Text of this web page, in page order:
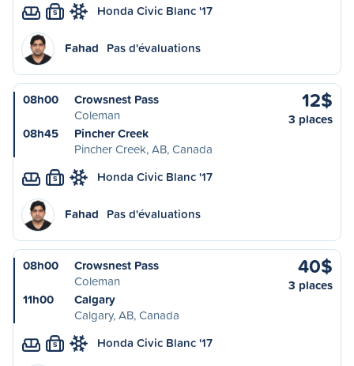
S Honda Civic Blanc '17
Fahad Pas d'évaluations
08h00
Crowsnest Pass
Coleman
08h45
Pincher Creek
Pincher Creek, AB, Canada
12$
3 places
S Honda Civic Blanc '17
Fahad Pas d'évaluations
08h00
Crowsnest Pass
Coleman
11h00
Calgary
Calgary, AB, Canada
40$
3 places
S Honda Civic Blanc '17